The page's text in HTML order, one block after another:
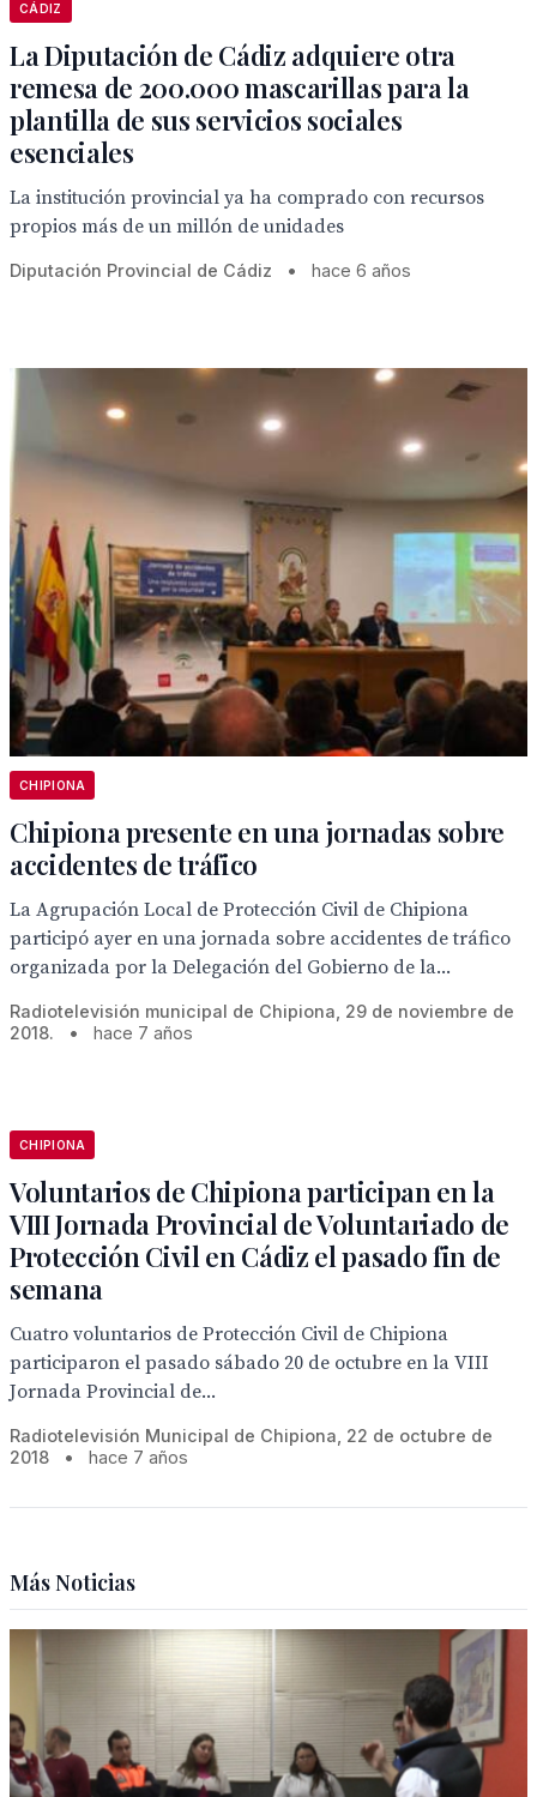
CÁDIZ
La Diputación de Cádiz adquiere otra
remesa de 200.000 mascarillas para la
plantilla de sus servicios sociales
esenciales
La institución provincial ya ha comprado con recursos
propios más de un millón de unidades
Diputación Provincial de Cádiz • hace 6 años
CHIPIONA
Chipiona presente en una jornadas sobre
accidentes de tráfico
La Agrupación Local de Protección Civil de Chipiona
participó ayer en una jornada sobre accidentes de tráfico
organizada por la Delegación del Gobierno de la...
Radiotelevisión municipal de Chipiona, 29 de noviembre de
2018.
• hace 7 años
CHIPIONA
Voluntarios de Chipiona participan en la
VIII Jornada Provincial de Voluntariado de
Protección Civil en Cádiz el pasado fin de
semana
Cuatro voluntarios de Protección Civil de Chipiona
participaron el pasado sábado 20 de octubre en la VIII
Jornada Provincial de...
Radiotelevisión Municipal de Chipiona, 22 de octubre de
2018
• hace 7 años
Más Noticias